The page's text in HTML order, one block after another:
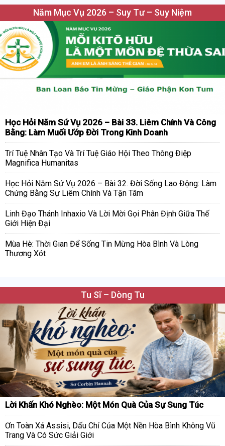
Năm Mục Vụ 2026 – Suy Tư – Suy Niệm
Học Hỏi Năm Sứ Vụ 2026 – Bài 33. Liêm Chính Và Công
Bằng: Làm Muối Ướp Đời Trong Kinh Doanh
Trí Tuệ Nhân Tạo Và Trí Tuệ Giáo Hội Theo Thông Điệp
Magnifica Humanitas
Học Hỏi Năm Sứ Vụ 2026 – Bài 32. Đời Sống Lao Động: Làm
Chứng Bằng Sự Liêm Chính Và Tận Tâm
Linh Đạo Thánh Inhaxio Và Lời Mời Gọi Phân Định Giữa Thế
Giới Hiện Đại
Mùa Hè: Thời Gian Để Sống Tin Mừng Hòa Bình Và Lòng
Thương Xót
Tu Sĩ – Dòng Tu
Lời Khấn Khó Nghèo: Một Món Quà Của Sự Sung Túc
Ơn Toàn Xá Assisi, Dấu Chỉ Của Một Nền Hòa Bình Không Vũ
Trang Và Có Sức Giải Giới